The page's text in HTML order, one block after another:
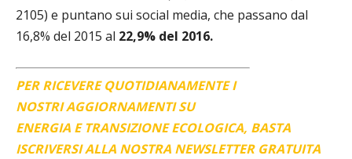
2105) e puntano sui social media, che passano dal
16,8% del 2015 al 22,9% del 2016.
PER RICEVERE QUOTIDIANAMENTE I
NOSTRI AGGIORNAMENTI SU
ENERGIA E TRANSIZIONE ECOLOGICA, BASTA
ISCRIVERSI ALLA NOSTRA NEWSLETTER GRATUITA